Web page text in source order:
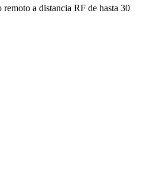
a distancia RF de hasta 30